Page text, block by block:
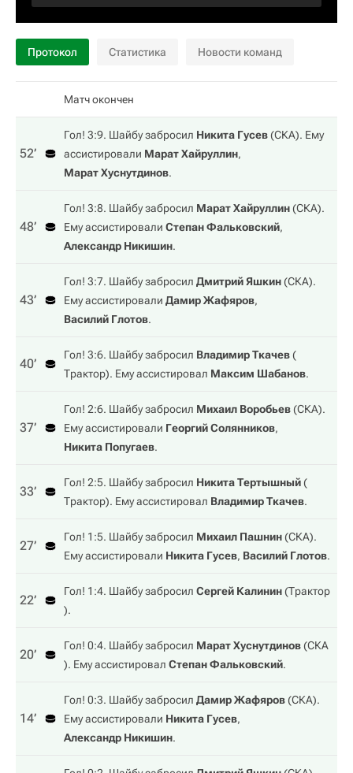
Протокол Статистика Новости команд
Матч окончен
52‎’‎
Гол! 3:9. Шайбу забросил Никита Гусев(СКА). Ему
ассистировали Марат Хайруллин,
Марат Хуснутдинов.
48‎’‎
Гол! 3:8. Шайбу забросил Марат Хайруллин(СКА).
Ему ассистировали Степан Фальковский,
Александр Никишин.
43‎’‎
Гол! 3:7. Шайбу забросил Дмитрий Яшкин(СКА).
Ему ассистировали Дамир Жафяров,
Василий Глотов.
40‎’‎
Гол! 3:6. Шайбу забросил Владимир Ткачев(
Трактор). Ему ассистировал Максим Шабанов.
37‎’‎
Гол! 2:6. Шайбу забросил Михаил Воробьев(СКА).
Ему ассистировали Георгий Солянников,
Никита Попугаев.
33‎’‎
Гол! 2:5. Шайбу забросил Никита Тертышный(
Трактор). Ему ассистировал Владимир Ткачев.
27‎’‎
Гол! 1:5. Шайбу забросил Михаил Пашнин(СКА).
Ему ассистировали Никита Гусев, Василий Глотов.
22‎’‎
Гол! 1:4. Шайбу забросил Сергей Калинин(Трактор
).
20‎’‎
Гол! 0:4. Шайбу забросил Марат Хуснутдинов(СКА
). Ему ассистировал Степан Фальковский.
14‎’‎
Гол! 0:3. Шайбу забросил Дамир Жафяров(СКА).
Ему ассистировали Никита Гусев,
Александр Никишин.